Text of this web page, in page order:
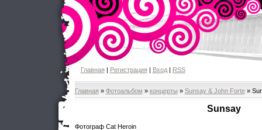
Главная| Регистрация| Вход| RSS
Главная » Фотоальбом » концерты » Sunsay & John Forte»
Sunsay
Фотограф Cat Heroin